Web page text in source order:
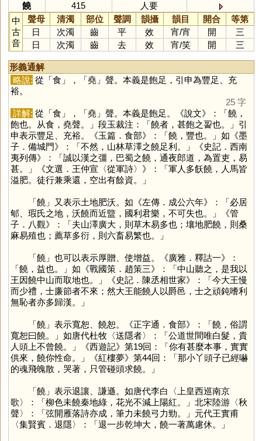
饒
415
人要
中
古
音
聲母 清濁 部位 聲調 韻攝 韻目 開合
等第
日
次濁 齒 平 效 宵/宵 開
三
日
次濁 齒 去 效 宵/笑 開 三
形義通解
略說: 從「食 」，「堯 」聲。本義是飽足，引申為豐足、充
裕。
25 字
詳解: 從「食 」，「堯 」聲。本義是飽足。《說文》：「饒，
飽也。从食，堯聲。」段玉裁注：「饒者，甚飽之䛐也。」引
申表示豐足、充裕。《玉篇．食部》：「饒，豐也。」如《墨
子．備城門》：「不然，山林草澤之饒足利。」《史記．西南
夷列傳》：「誠以漢之彊，巴蜀之饒，通夜郎道，為置吏，易
甚。」《文選．王仲宣〈從軍詩〉》：「軍人多飫饒，人馬皆
溢肥。徒行兼乘還，空出有餘資。」
「饒」又表示土地肥沃。如《左傳．成公六年》：「必居
郇、瑕氏之地，沃饒而近盬，國利君樂，不可失也。」《管
子．八觀》：「夫山澤廣大，則草木易多也；壤地肥饒，則桑
麻易殖也；薦草多衍，則六畜易繁也。」
「饒」也可以表示厚贈、使增益。《廣雅．釋詁一》：
「饒，益也。」如《戰國策．趙策三》：「中山聽之，是我以
王因饒中山而取地也。」《史記．陳丞相世家》：「今大王慢
而少禮，士廉節者不來；然大王能饒人以爵邑，士之頑鈍嗜利
無恥者亦多歸漢。」
「饒」表示寬恕、饒恕。《正字通．食部》：「饒，俗謂
寬恕曰饒。」如唐代杜牧〈送隱者〉：「公道世間唯白髮，貴
人頭上不曾饒。」《西遊記》第19回：「你有甚麼本事，實實
供來，饒你性命。」《紅樓夢》第44回：「那小丫頭子已經嚇
的魂飛魄散，哭著，只管碰頭求饒。」
「饒」表示退讓、謙遜。如唐代李白〈上皇西巡南京
歌〉：「柳色未饒秦地綠，花光不減上陽紅。」北宋陸游〈秋
聲〉：「弦開雁落詩亦成，筆力未饒弓力勁。」元代王實甫
〈集賢賓．退隱〉：「退一步乾坤大，饒一著萬慮休。」